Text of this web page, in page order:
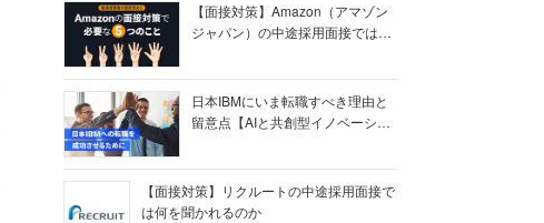
【面接対策】Amazon（アマゾン
ジャパン）の中途採用面接では何
日本IBMにいま転職すべき理由と
留意点【AIと共創型イノベーショ
【面接対策】リクルートの中途採用面接で
は何を聞かれるのか